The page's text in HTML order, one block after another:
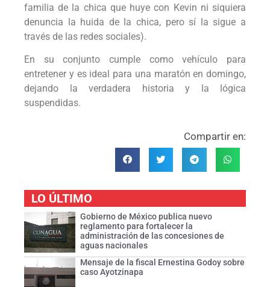
familia de la chica que huye con Kevin ni siquiera
denuncia la huida de la chica, pero sí la sigue a
través de las redes sociales).
En su conjunto cumple como vehículo para
entretener y es ideal para una maratón en domingo,
dejando la verdadera historia y la lógica
suspendidas.
Compartir en:
LO ÚLTIMO
Gobierno de México publica nuevo
reglamento para fortalecer la
administración de las concesiones de
aguas nacionales
Mensaje de la fiscal Ernestina Godoy sobre
caso Ayotzinapa